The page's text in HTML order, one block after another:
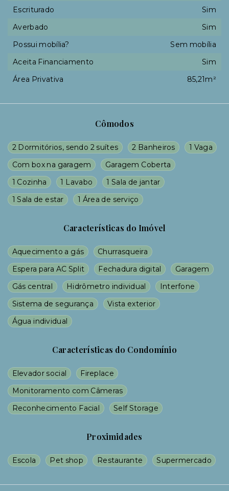
Cômodos
2 Dormitórios, sendo 2 suítes 2 Banheiros
1 Vaga
Com box na garagem
Garagem Coberta
1 Cozinha
1 Lavabo
1 Sala de jantar
1 Sala de estar
1 Área de serviço
Características do Imóvel
Aquecimento a gás
Churrasqueira
Espera para AC Split
Fechadura digital
Garagem
Gás central
Hidrômetro individual
Interfone
Sistema de segurança
Vista exterior
Água individual
Características do Condomínio
Elevador social
Fireplace
Monitoramento com Câmeras
Reconhecimento Facial
Self Storage
Proximidades
Escola Pet shop Restaurante Supermercado
Escriturado
Sim
Averbado
Sim
Possui mobília?
Sem mobília
Aceita Financiamento
Sim
Área Privativa
85,21m²